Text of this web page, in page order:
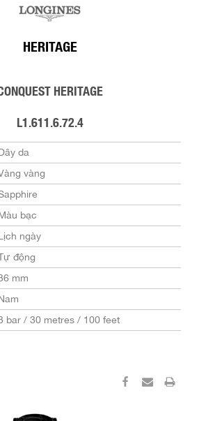
HERITAGE
HERITAGE
L1.611.6.72.4
da
vàng
bạc
ngày
động
mm
bar / 30 metres / 100 feet